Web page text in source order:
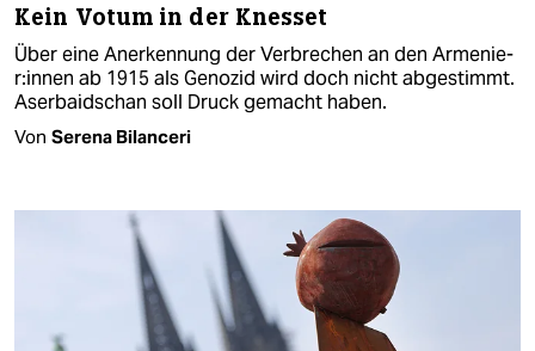
Kein Votum in der Knesset
Über eine Anerkennung der Verbrechen an den Ar­me­nie­
r:in­nen ab 1915 als Genozid wird doch nicht abgestimmt.
Aserbaidschan soll Druck gemacht haben.
Von Serena Bilanceri